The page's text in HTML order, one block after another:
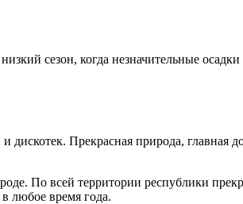
сезон, когда незначительные
Прекрасная природа, главная
По всей территории республики
в любое время года.